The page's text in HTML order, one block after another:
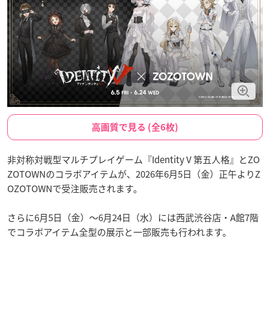
高画質で見る (全6枚)
非対称対戦型マルチプレイゲーム『Identity V 第五人格』とZO
ZOTOWNのコラボアイテムが、2026年6月5日（金）正午よりZ
OZOTOWNで受注販売されます。
さらに6月5日（金）〜6月24日（水）には西武渋谷店・A館7階
でコラボアイテム全型の展示と一部販売も行われます。